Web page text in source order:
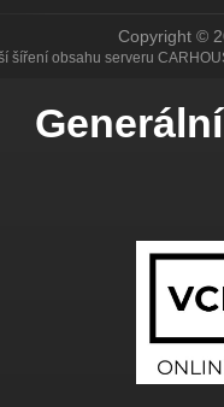
Copyright ©
šíření obsahu serveru